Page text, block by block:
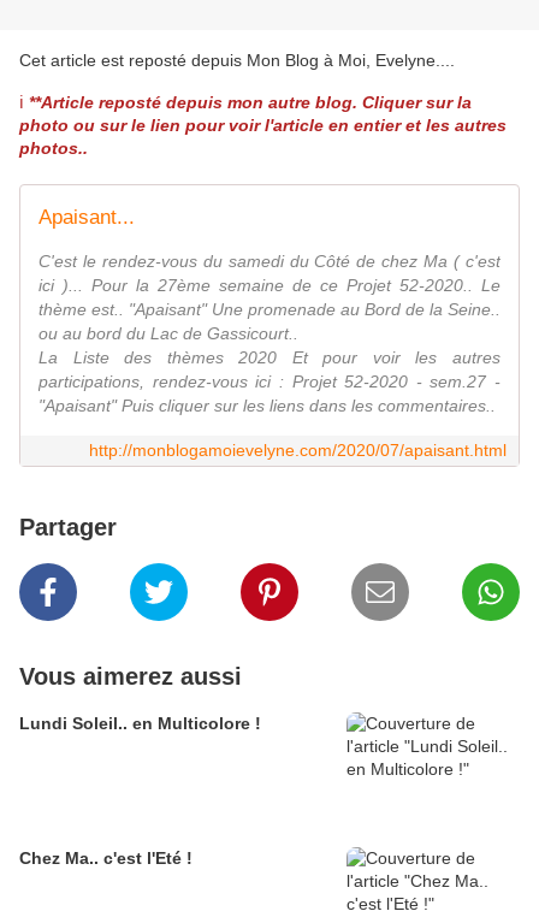
Cet article est reposté depuis Mon Blog à Moi, Evelyne...
ℹ️ **Article reposté depuis mon autre blog. Cliquer sur la
photo ou sur le lien pour voir l'article en entier et les autres
photos..
Apaisant...
C'est le rendez-vous du samedi du Côté de chez Ma ( c'est
ici )... Pour la 27ème semaine de ce Projet 52-2020.. Le
thème est.. "Apaisant" Une promenade au Bord de la Seine..
ou au bord du Lac de Gassicourt..
La Liste des thèmes 2020 Et pour voir les autres
participations, rendez-vous ici : Projet 52-2020 - sem.27 -
"Apaisant" Puis cliquer sur les liens dans les commentaires..
http://monblogamoievelyne.com/2020/07/apaisant.html
Partager
Vous aimerez aussi
Lundi Soleil.. en Multicolore !
Chez Ma.. c'est l'Eté !